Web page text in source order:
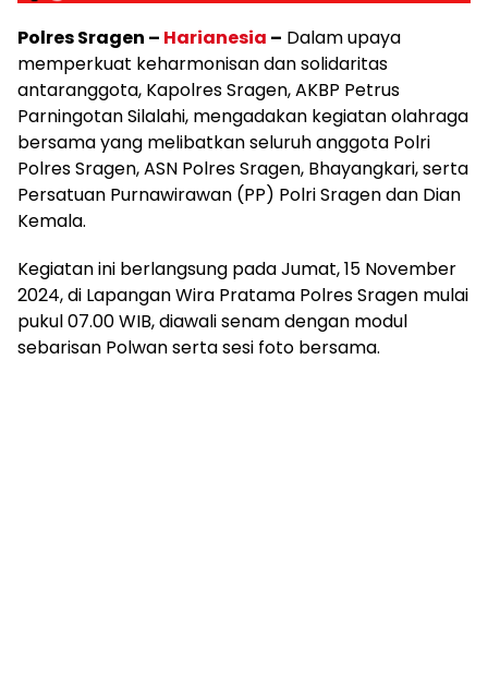
Polres Sragen – Harianesia – Dalam upaya
memperkuat keharmonisan dan solidaritas
antaranggota, Kapolres Sragen, AKBP Petrus
Parningotan Silalahi, mengadakan kegiatan olahraga
bersama yang melibatkan seluruh anggota Polri
Polres Sragen, ASN Polres Sragen, Bhayangkari, serta
Persatuan Purnawirawan (PP) Polri Sragen dan Dian
Kemala.
Kegiatan ini berlangsung pada Jumat, 15 November
2024, di Lapangan Wira Pratama Polres Sragen mulai
pukul 07.00 WIB, diawali senam dengan modul
sebarisan Polwan serta sesi foto bersama.